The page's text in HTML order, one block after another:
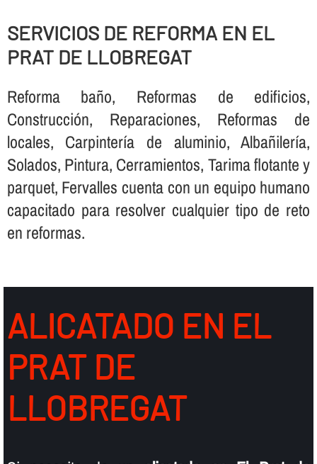
SERVICIOS DE REFORMA EN EL
PRAT DE LLOBREGAT
Reforma baño, Reformas de edificios,
Construcción, Reparaciones, Reformas de
locales, Carpinterí­a de aluminio, Albañilerí­a,
Solados, Pintura, Cerramientos, Tarima flotante y
parquet, Fervalles cuenta con un equipo humano
capacitado para resolver cualquier tipo de reto
en reformas.
ALICATADO EN EL
PRAT DE
LLOBREGAT